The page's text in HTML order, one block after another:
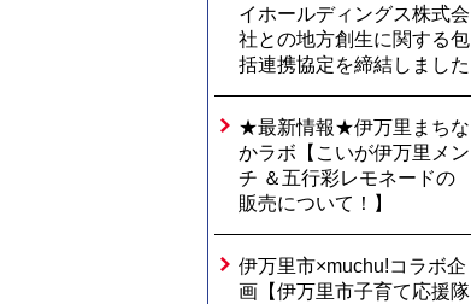
イホールディングス株式会
社との地方創生に関する包
括連携協定を締結しました
★最新情報★伊万里まちな
かラボ【こいが伊万里メン
チ ＆五行彩レモネードの
販売について！】
伊万里市×muchu!コラボ企
画【伊万里市子育て応援隊